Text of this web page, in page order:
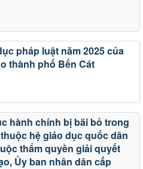
pháp luật năm 2025 của
thành phố Bến Cát
hành chính bị bãi bỏ trong
hệ giáo dục quốc dân
thẩm quyền giải quyết
Ủy ban nhân dân cấp